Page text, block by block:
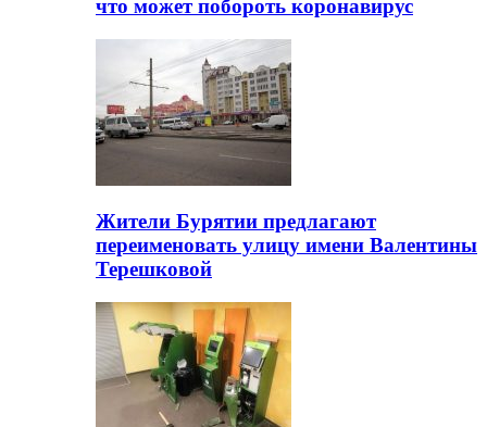
что может побороть коронавирус
Жители Бурятии предлагают
переименовать улицу имени Валентины
Терешковой